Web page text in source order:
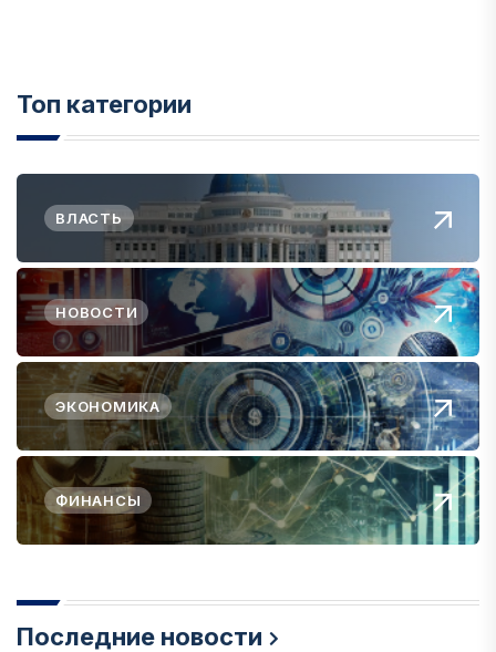
Топ категории
ВЛАСТЬ
НОВОСТИ
ЭКОНОМИКА
ФИНАНСЫ
Последние новости